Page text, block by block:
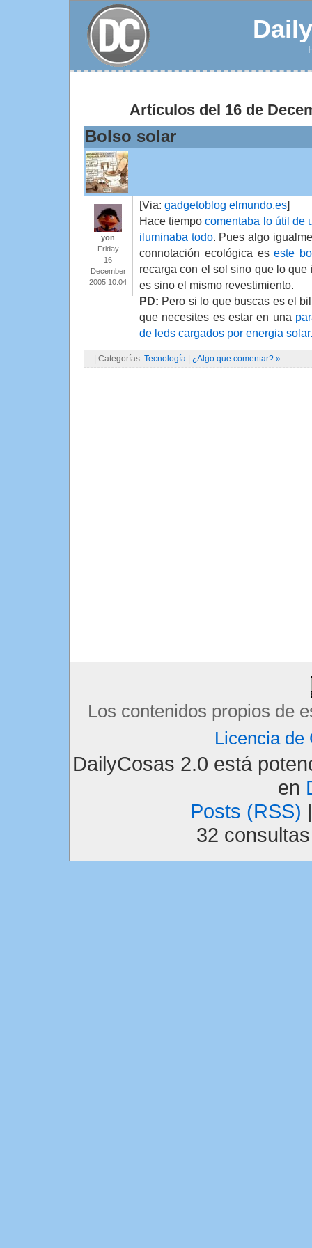
Artículos del 16 de
Bolso solar
yon
Friday
16
December
2005 10:04
[Via: gadgetoblog elmundo.es]
Hace tiempo comentaba lo útil de
iluminaba todo. Pues algo
connotación ecológica eseste
recarga con el sol sino que lo
es sino el mismo revestimiento.
PD: Pero si lo que buscas es el
que necesites es estar en una
de leds cargados por energia solar.
| Categorías: Tecnología ¿Algo que comentar? »
Los contenidos propios de
Licencia de
DailyCosas 2.0 está
en
Posts (RSS)
32